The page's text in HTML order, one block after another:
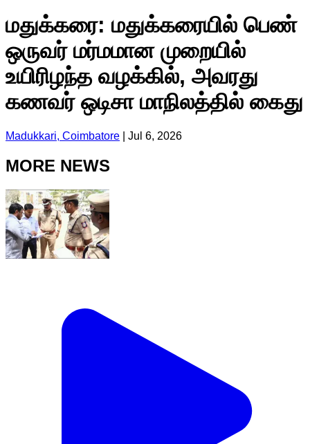
மதுக்கரை: மதுக்கரையில் பெண்
ஒருவர் மர்மமான முறையில்
உயிரிழந்த வழக்கில், அவரது
கணவர் ஒடிசா மாநிலத்தில் கைது
Madukkari, Coimbatore Jul 6, 2026
MORE NEWS